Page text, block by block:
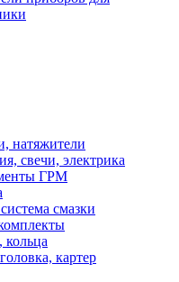
натяжители
свечи, электрика
ГРМ
смазки
картер